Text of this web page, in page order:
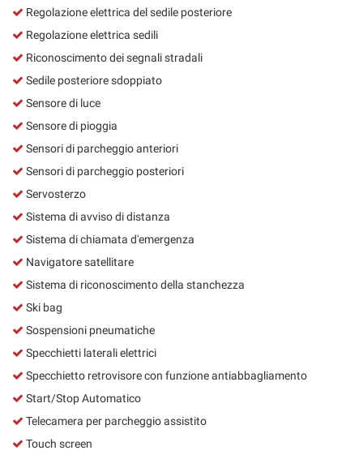
Regolazione elettrica del sedile posteriore
Regolazione elettrica sedili
Riconoscimento dei segnali stradali
Sedile posteriore sdoppiato
Sensore di luce
Sensore di pioggia
Sensori di parcheggio anteriori
Sensori di parcheggio posteriori
Servosterzo
Sistema di avviso di distanza
Sistema di chiamata d'emergenza
Navigatore satellitare
Sistema di riconoscimento della stanchezza
Ski bag
Sospensioni pneumatiche
Specchietti laterali elettrici
Specchietto retrovisore con funzione antiabbagliamento
Start/Stop Automatico
Telecamera per parcheggio assistito
Touch screen